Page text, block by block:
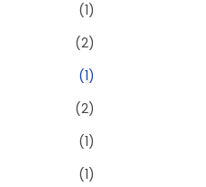
(1)
(2)
(1)
(2)
(1)
(1)